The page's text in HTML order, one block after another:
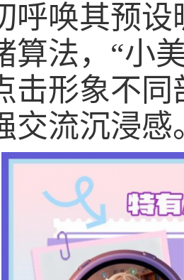
呼唤其预
算法，“小
形象不同
交流沉浸感